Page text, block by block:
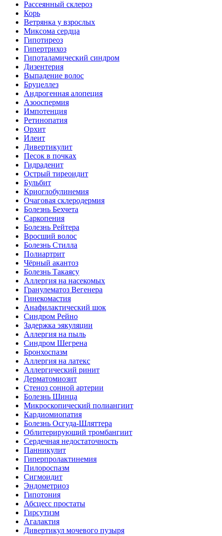
Рассеянный склероз
Корь
Ветрянка у взрослых
Миксома сердца
Гипотиреоз
Гипертрихоз
Гипоталамический синдром
Дизентерия
Выпадение волос
Бруцеллез
Андрогенная алопеция
Азооспермия
Импотенция
Ретинопатия
Орхит
Илеит
Дивертикулит
Песок в почках
Гидраденит
Острый тиреоидит
Бульбит
Криоглобулинемия
Очаговая склеродермия
Болезнь Бехчета
Саркопения
Болезнь Рейтера
Вросший волос
Болезнь Стилла
Полиартрит
Чёрный акантоз
Болезнь Такаясу
Аллергия на насекомых
Гранулематоз Вегенера
Гинекомастия
Анафилактический шок
Синдром Рейно
Задержка эякуляции
Аллергия на пыль
Синдром Шегрена
Бронхоспазм
Аллергия на латекс
Аллергический ринит
Дерматомиозит
Стеноз сонной артерии
Болезнь Шинца
Микроскопический полиангиит
Кардиомиопатия
Болезнь Осгуда-Шляттера
Облитерирующий тромбангиит
Сердечная недостаточность
Панникулит
Гиперпролактинемия
Пилороспазм
Сигмоидит
Эндометриоз
Гипотония
Абсцесс простаты
Гирсутизм
Агалактия
Дивертикул мочевого пузыря